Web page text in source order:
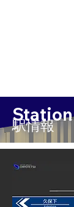
​駅情報